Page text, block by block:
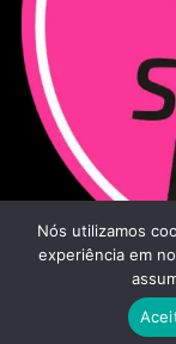
Sou Mais
Nós utilizamos
experiência em